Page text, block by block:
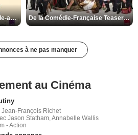
Les Matins merveilleux Bande-annonce VF De la Comédie-Française Teaser VF
à ne pas manquer
au Cinéma
Jean-François Richet
Jason Statham, Annabelle Wallis
- Action